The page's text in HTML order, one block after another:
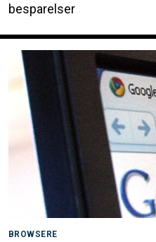
besparelser
BROWSERE